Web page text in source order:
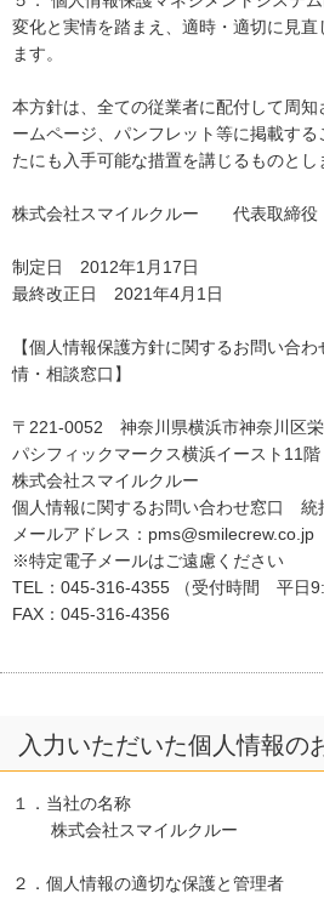
変化と実情を踏まえ、適時・適切に見直
ます。
本方針は、全ての従業者に配付して周
ームページ、パンフレット等に掲載す
たにも入手可能な措置を講じるものとし
株式会社スマイルクルー 代表取締
制定日 2012年1月17日
最終改正日 2021年4月1日
【個人情報保護方針に関するお問い合
情・相談窓口】
〒221-0052 神奈川県横浜市神奈川区
パシフィックマークス横浜イースト11階
株式会社スマイルクルー
個人情報に関するお問い合わせ窓口 統
メールアドレス：pms@smilecrew.co.jp
※特定電子メールはご遠慮ください
TEL：045-316-4355 （受付時間 平
FAX：045-316-4356
入力いただいた個人情報の
１．当社の名称
株式会社スマイルクルー
２．個人情報の適切な保護と管理者